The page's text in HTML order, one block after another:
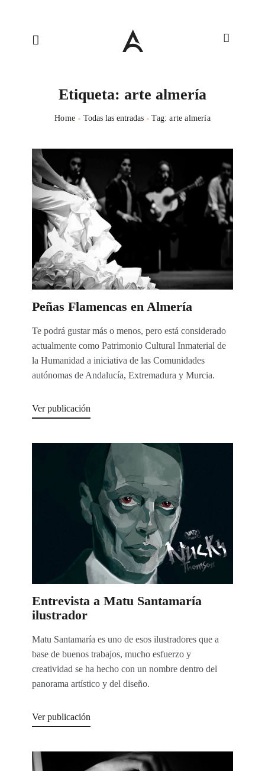
Etiqueta: arte almería
Home Todas las entradas Tag: arte almería
Peñas Flamencas en Almería
Te podrá gustar más o menos, pero está considerado
actualmente como Patrimonio Cultural Inmaterial de
la Humanidad a iniciativa de las Comunidades
autónomas de Andalucía, Extremadura y Murcia.
Ver publicación
Entrevista a Matu Santamaría
ilustrador
Matu Santamaría es uno de esos ilustradores que a
base de buenos trabajos, mucho esfuerzo y
creatividad se ha hecho con un nombre dentro del
panorama artístico y del diseño.
Ver publicación